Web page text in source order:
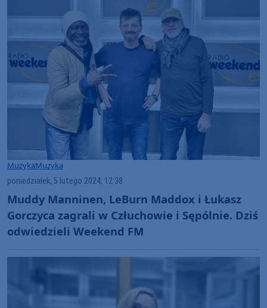
MuzykaMuzyka
poniedziałek, 5 lutego 2024, 12:38
Muddy Manninen, LeBurn Maddox i Łukasz
Gorczyca zagrali w Człuchowie i Sępólnie. Dziś
odwiedzieli Weekend FM